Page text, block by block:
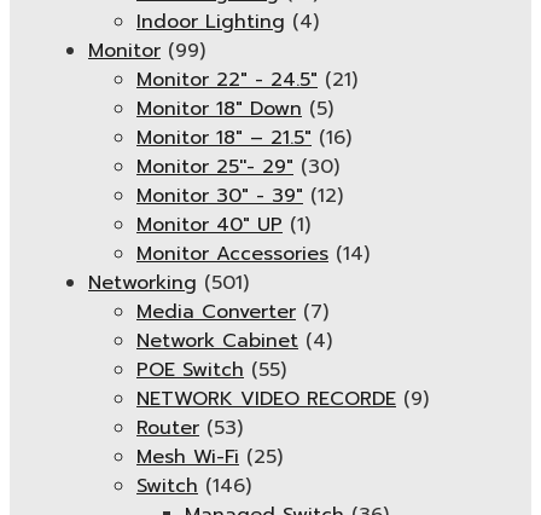
Indoor Lighting (4)
Monitor (99)
Monitor 22" - 24.5" (21)
Monitor 18" Down (5)
Monitor 18″ – 21.5″ (16)
Monitor 25''- 29" (30)
Monitor 30" - 39" (12)
Monitor 40" UP (1)
Monitor Accessories (14)
Networking (501)
Media Converter (7)
Network Cabinet (4)
POE Switch (55)
NETWORK VIDEO RECORDE (9)
Router (53)
Mesh Wi-Fi (25)
Switch (146)